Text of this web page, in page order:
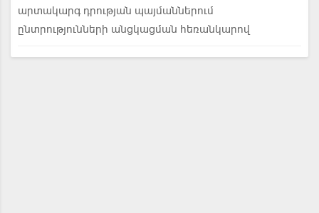
արտակարգ դրության պայմաններում
ընտրությունների անցկացման հեռանկարով